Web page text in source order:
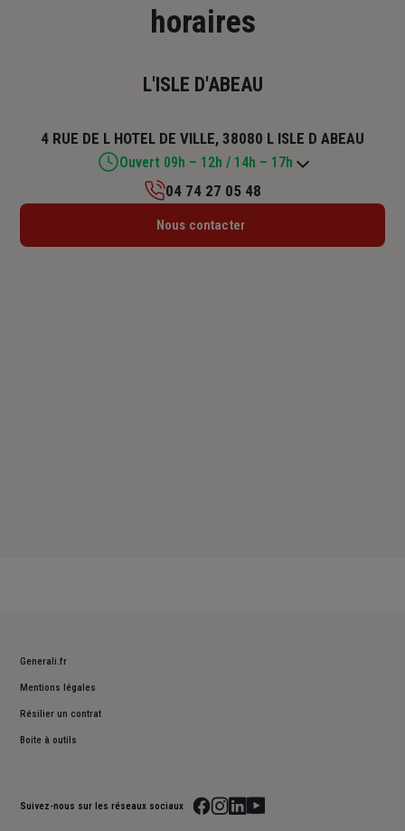
horaires
L'ISLE D'ABEAU
4 RUE DE L HOTEL DE VILLE, 38080 L ISLE D ABEAU
Ouvert 09h – 12h / 14h – 17h
Lundi : 14h30 – 18h
04 74 27 05 48
Nous contacter
Generali.fr
Mentions légales
Résilier un contrat
Boite à outils
Suivez-nous sur les réseaux sociaux